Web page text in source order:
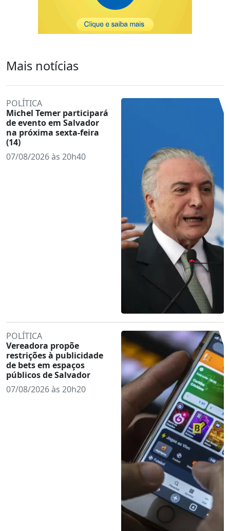
Mais notícias
POLÍTICA
Michel Temer participará
de evento em Salvador
na próxima sexta-feira
(14)
07/08/2026 às 20h40
POLÍTICA
Vereadora propõe
restrições à publicidade
de bets em espaços
públicos de Salvador
07/08/2026 às 20h20